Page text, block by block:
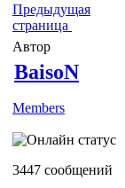
Предыдущая
страница
Автор
BaisoN
Members
3447 сообщений